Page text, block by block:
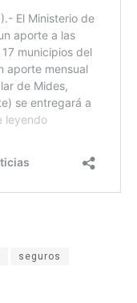
seguros